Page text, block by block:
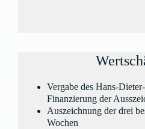
Vergabe des Hans-
Finanzierung der
Auszeichnung der drei
Wochen